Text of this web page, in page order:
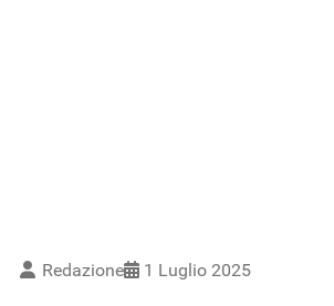
Redazione 1 Luglio 2025